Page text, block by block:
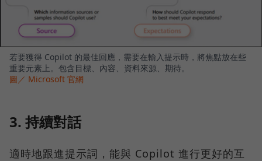
若要獲得 Copilot 的最佳回應，需要在輸入提示時，將焦點放在些
重要元素上。包含目標、內容、資料來源、期待。
圖／ Microsoft 官網
3. 持續對話
適時地跟進提示詞，能與 Copilot 進行更好的互